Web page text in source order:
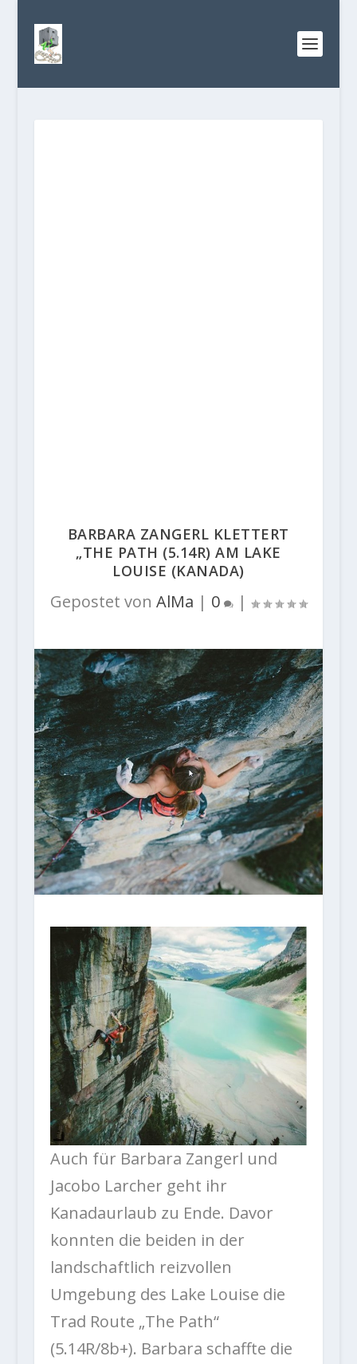
BARBARA ZANGERL KLETTERT
„THE PATH (5.14R) AM LAKE
LOUISE (KANADA)
Gepostet von AlMa | 0 |
Auch für Barbara Zangerl und
Jacobo Larcher geht ihr
Kanadaurlaub zu Ende. Davor
konnten die beiden in der
landschaftlich reizvollen
Umgebung des Lake Louise die
Trad Route „The Path“
(5.14R/8b+). Barbara schaffte die